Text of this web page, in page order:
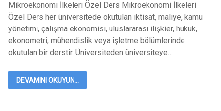
Mikroekonomi İlkeleri Özel Ders Mikroekonomi İlkeleri
Özel Ders her üniversitede okutulan iktisat, maliye, kamu
yönetimi, çalışma ekonomisi, uluslararası ilişkier, hukuk,
ekonometri, mühendislik veya işletme bölümlerinde
okutulan bir derstir. Üniversiteden üniversiteye…
DEVAMINI OKUYUN...